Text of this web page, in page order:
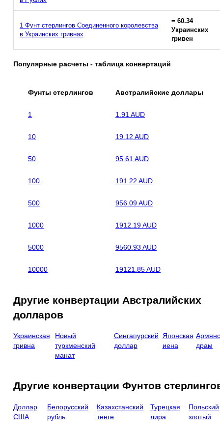
1 Фунт стерлингов Соединенного королевства
в Украинских гривнах
= 60.34
Украинских
гривен
Популярные расчеты - таблица конвертаций
Фунты стерлингов Австралийские доллары
1 1.91 AUD
10 19.12 AUD
50 95.61 AUD
100 191.22 AUD
500 956.09 AUD
1000 1912.19 AUD
5000 9560.93 AUD
10000 19121.85 AUD
Другие конвертации Австралийских
долларов
Украинская
гривна
Новый
туркменский
манат
Сингапурский
доллар
Японская
иена
драм
Другие конвертации Фунтов
Доллар
США
Белорусский
рубль
Казахстанский
тенге
Турецкая
лира
Польский
злотый